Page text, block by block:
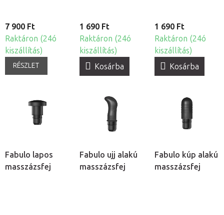
7 900 Ft
Raktáron (24ó
kiszállítás)
RÉSZLET
1 690 Ft
Raktáron (24ó
kiszállítás)
Kosárba
1 690 Ft
Raktáron (24ó
kiszállítás)
Kosárba
Fabulo lapos
masszázsfej
Fabulo ujj alakú
masszázsfej
Fabulo kúp alakú
masszázsfej